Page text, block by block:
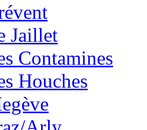
Jaillet
Contamines
Houches